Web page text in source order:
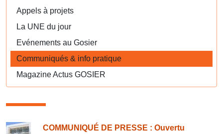
Appels à projets
La UNE du jour
Evénements au Gosier
Communiqués & info pratique
Magazine Actus GOSIER
Consulter également
COMMUNIQUÉ DE PRESSE : Ouvertu